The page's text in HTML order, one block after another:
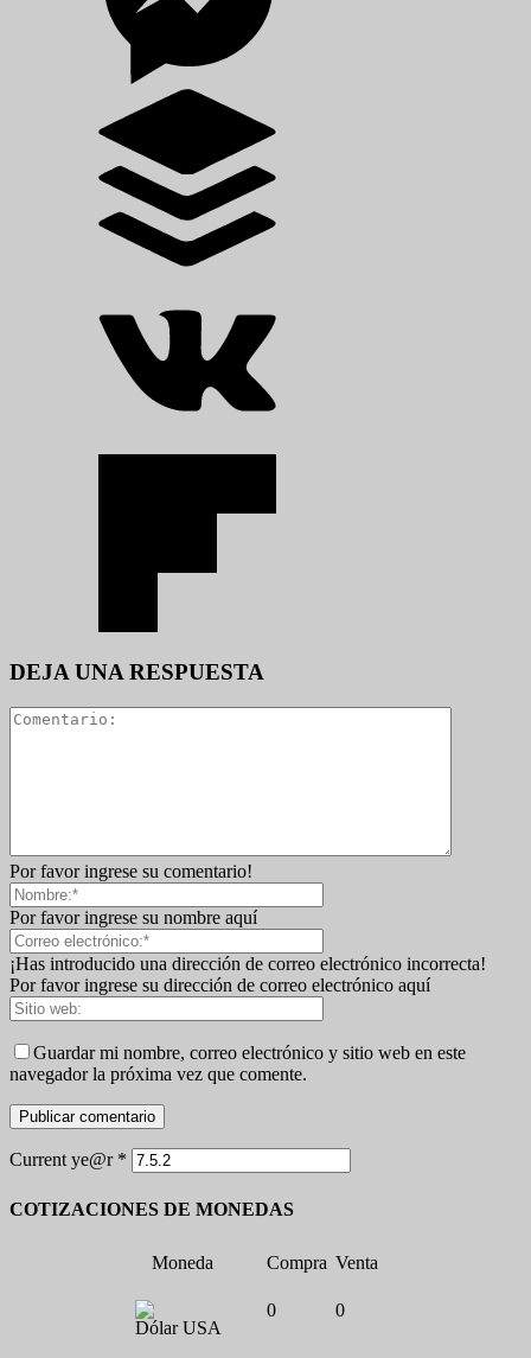
DEJA UNA RESPUESTA
Por favor ingrese su comentario!
Por favor ingrese su nombre aquí
¡Has introducido una dirección de correo electrónico incorrecta!
Por favor ingrese su dirección de correo electrónico aquí
Guardar mi nombre, correo electrónico y sitio web en este
navegador la próxima vez que comente.
Current ye@r *
COTIZACIONES DE MONEDAS
Moneda Compra Venta
Dólar USA
0 0